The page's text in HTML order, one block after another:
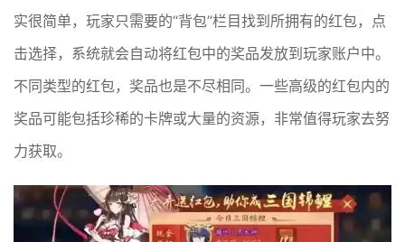
实很简单，玩家只需要的“背包”栏目找到所拥有的红包，点
击选择，系统就会自动将红包中的奖品发放到玩家账户中。
不同类型的红包，奖品也是不尽相同。一些高级的红包内的
奖品可能包括珍稀的卡牌或大量的资源，非常值得玩家去努
力获取。